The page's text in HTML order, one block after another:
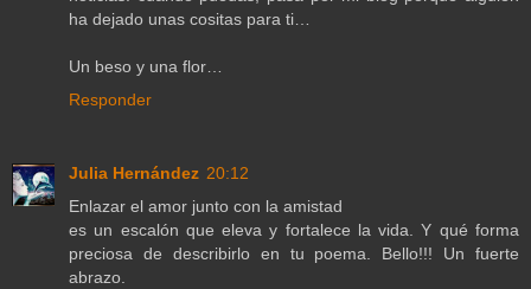
ha dejado unas cositas para ti…
Un beso y una flor…
Responder
Julia Hernández 20:12
Enlazar el amor junto con la amistad
es un escalón que eleva y fortalece la vida. Y qué forma
preciosa de describirlo en tu poema. Bello!!! Un fuerte
abrazo.